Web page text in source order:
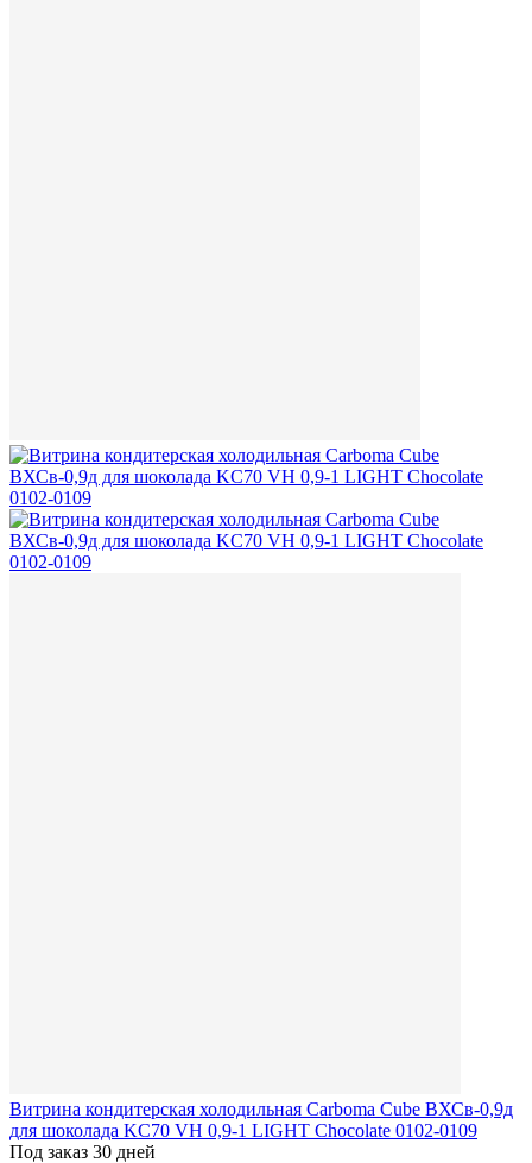
Витрина кондитерская холодильная Carboma Cube ВХСв-0,9д
для шоколада KC70 VH 0,9-1 LIGHT Chocolate 0102-0109
Под заказ 30 дней